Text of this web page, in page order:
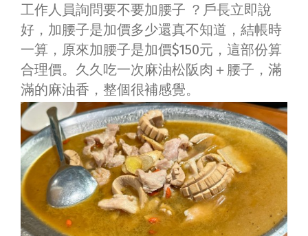
工作人員詢問要不要加腰子 ？戶長立即說
好，加腰子是加價多少還真不知道，結帳時
一算，原來加腰子是加價$150元，這部份算
合理價。久久吃一次麻油松阪肉＋腰子，滿
滿的麻油香，整個很補感覺。